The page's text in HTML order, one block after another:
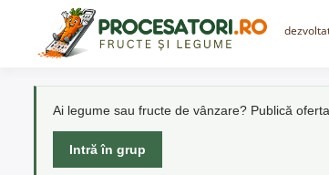
content
Ai legume sau fructe de vânzare? Publică
Intră în grup